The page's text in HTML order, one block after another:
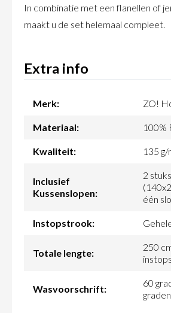
In combinatie met een flanellen of
maakt u de set helemaal compleet.
Extra info
Merk: ZO!
Materiaal: 100%
Kwaliteit: 135 g/
Inclusief
Kussenslopen:
2
één
Instopstrook:
Totale lengte:
250
Wasvoorschrift:
60